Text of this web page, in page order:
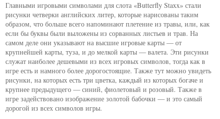
Главными игровыми символами для слота «Butterfly Staxx» стали
рисунки четверки английских литер, которые нарисованы таким
образом, что больше всего напоминают плетение из травы, или, как
если бы буквы были выложены из сорванных листьев и трав. На
самом деле они указывают на высшие игровые карты — от
крупнейшей карты, туза, и до мелкой карты — валета. Эти рисунки
служат наиболее дешевыми из всех игровых символов, тогда как в
игре есть и намного более дорогостоящие. Также тут можно увидеть
рисунки, на которых есть три цветка, каждый из которых богаче и
крупнее предыдущего — синий, фиолетовый и розовый. Также в
игре задействовано изображение золотой бабочки — и это самый
дорогой из всех символов игры.